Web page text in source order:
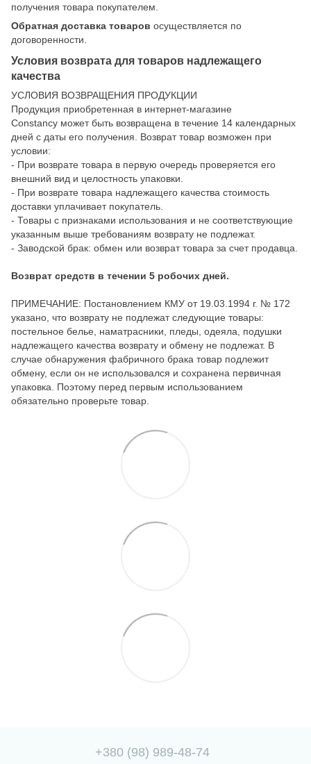
получения товара покупателем.
Обратная доставка товаров осуществляется по
договоренности.
Условия возврата для товаров надлежащего
качества
УСЛОВИЯ ВОЗВРАЩЕНИЯ ПРОДУКЦИИ
Продукция приобретенная в интернет-магазине
Constancy может быть возвращена в течение 14 календарных
дней с даты его получения. Возврат товар возможен при
условии:
- При возврате товара в первую очередь проверяется его
внешний вид и целостность упаковки.
- При возврате товара надлежащего качества стоимость
доставки уплачивает покупатель.
- Товары с признаками использования и не соответствующие
указанным выше требованиям возврату не подлежат.
- Заводской брак: обмен или возврат товара за счет продавца.
Возврат средств в течении 5 робочих дней.
ПРИМЕЧАНИЕ: Постановлением КМУ от 19.03.1994 г. № 172
указано, что возврату не подлежат следующие товары:
постельное белье, наматрасники, пледы, одеяла, подушки
надлежащего качества возврату и обмену не подлежат. В
случае обнаружения фабричного брака товар подлежит
обмену, если он не использовался и сохранена первичная
упаковка. Поэтому перед первым использованием
обязательно проверьте товар.
+380 (98) 989-48-74